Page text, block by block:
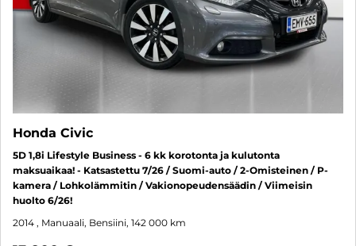
Honda Civic
5D 1,8i Lifestyle Business - 6 kk korotonta ja kulutonta
maksuaikaa! - Katsastettu 7/26 / Suomi-auto / 2-Omisteinen / P-
kamera / Lohkolämmitin / Vakionopeudensäädin / Viimeisin
huolto 6/26!
2014 , Manuaali, Bensiini, 142 000 km